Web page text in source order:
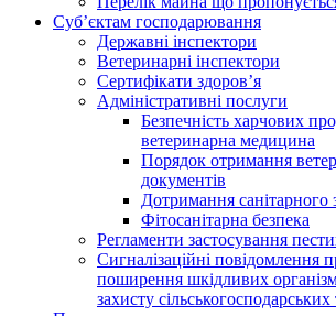
Суб’єктам господарювання
Державні інспектори
Ветеринарні інспектори
Сертифікати здоров’я
Адміністративні послуги
Безпечність харчових
ветеринарна медицина
Порядок отримання
документів
Дотримання санітарного
Фітосанітарна безпека
Регламенти застосування
Сигналізаційні повідомлення
поширення шкідливих
захисту